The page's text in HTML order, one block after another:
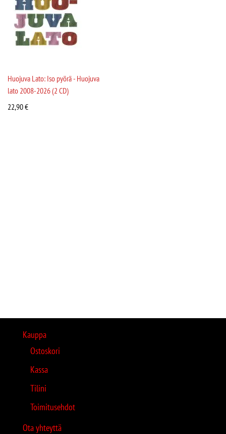
Huojuva Lato: Iso pyörä - Huojuva
lato 2008-2026 (2 CD)
22,90€
Kauppa
Ostoskori
Kassa
Tilini
Toimitusehdot
Ota yhteyttä